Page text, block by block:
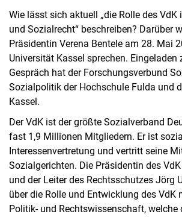
Wie lässt sich aktuell „die Rolle des
und Sozialrecht“ beschreiben? Darüber
Präsidentin Verena Bentele am 28. Mai
Universität Kassel sprechen. Eingeladen
Gespräch hat der Forschungsverbund
Sozialpolitik der Hochschule Fulda und
Kassel.
Der VdK ist der größte Sozialverband
fast 1,9 Millionen Mitgliedern. Er ist
Interessenvertretung und vertritt seine
Sozialgerichten. Die Präsidentin des
und der Leiter des Rechtsschutzes Jörg
über die Rolle und Entwicklung des VdK
Politik- und Rechtswissenschaft, welche